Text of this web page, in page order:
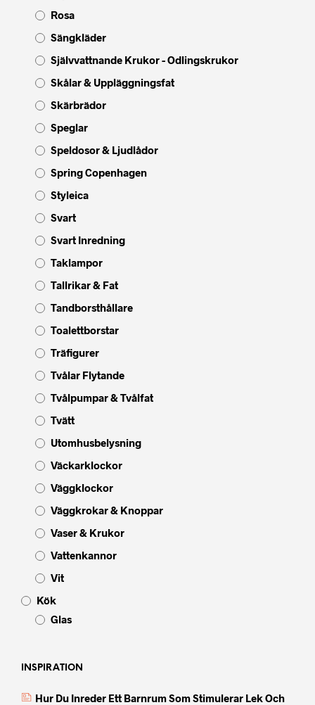
Rosa
Sängkläder
Självvattnande Krukor - Odlingskrukor
Skålar & Uppläggningsfat
Skärbrädor
Speglar
Speldosor & Ljudlådor
Spring Copenhagen
Styleica
Svart
Svart Inredning
Taklampor
Tallrikar & Fat
Tandborsthållare
Toalettborstar
Träfigurer
Tvålar Flytande
Tvålpumpar & Tvålfat
Tvätt
Utomhusbelysning
Väckarklockor
Väggklockor
Väggkrokar & Knoppar
Vaser & Krukor
Vattenkannor
Vit
Kök
Glas
INSPIRATION
Hur Du Inreder Ett Barnrum Som Stimulerar Lek Och